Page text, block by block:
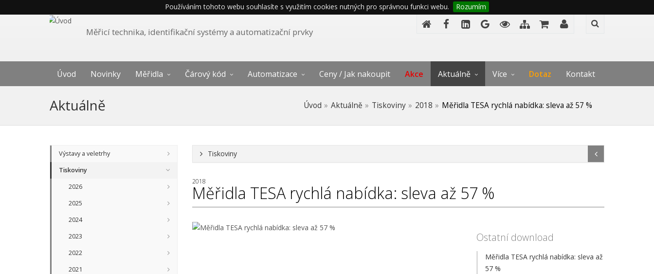
Používáním tohoto webu souhlasíte s využitím cookies nutných pro správnou funkci webu. Rozumím
Měřicí technika, identifikační systémy a automatizační prvky
Úvod Novinky Měřidla Čárový kód Automatizace Ceny / Jak nakoupit Akce Aktuálně Více Dotaz Kontakt
Aktuálně Úvod Aktuálně Tiskoviny 2018 Měřidla TESA rychlá nabídka: sleva až 57 %
Výstavy a veletrhy
Tiskoviny
2026
2025
2024
2023
2022
2021
Tiskoviny
2018
Měřidla TESA rychlá nabídka: sleva až 57 %
Ostatní download
Měřidla TESA rychlá nabídka: sleva až
57 %